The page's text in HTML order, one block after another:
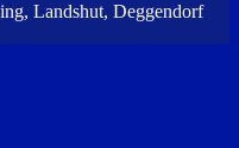
Landshut, Deggendorf